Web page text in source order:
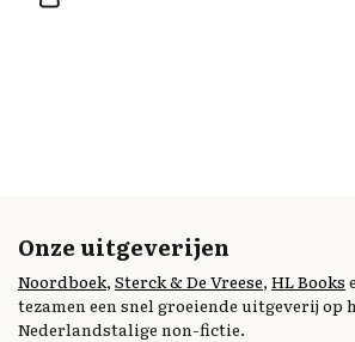
Onze uitgeverijen
Noordboek, Sterck & De Vreese, HL Books
tezamen een snel groeiende uitgeverij op
Nederlandstalige non-fictie.